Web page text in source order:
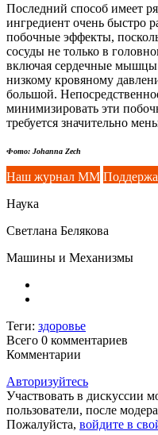
Последний способ имеет
ингредиент очень быстро
побочные эффекты,
сосуды не только в
включая сердечные
низкому кровяному
большой.
минимизировать эти
требуется значительно
Фото: Johanna Zech
Наш журнал ММ
Наука
Светлана Белякова
Машины и Механизмы
Теги: здоровье
Всего 0 комментариев
Комментарии
Авторизуйтесь
Участвовать в дискуссии
пользователи, после
Пожалуйста, войдите в